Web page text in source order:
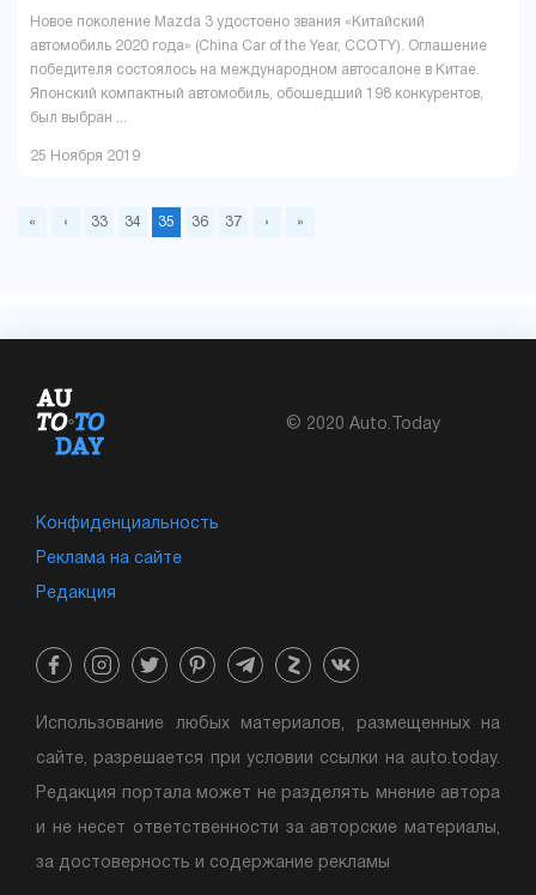
Новое поколение Mazda 3 удостоено звания «Китайский
автомобиль 2020 года» (China Car of the Year, CCOTY). Оглашение
победителя состоялось на международном автосалоне в Китае.
Японский компактный автомобиль, обошедший 198 конкурентов,
был выбран ...
25 Ноября 2019
« ‹ 33 34 35 36 37 › »
© 2020 Auto.Today
Конфиденциальность
Реклама на сайте
Редакция
Использование любых материалов, размещенных на
сайте, разрешается при условии ссылки на auto.today.
Редакция портала может не разделять мнение автора
и не несет ответственности за авторские материалы,
за достоверность и содержание рекламы